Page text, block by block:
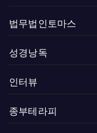
법무법인토마스
성경낭독
인터뷰
종부테라피